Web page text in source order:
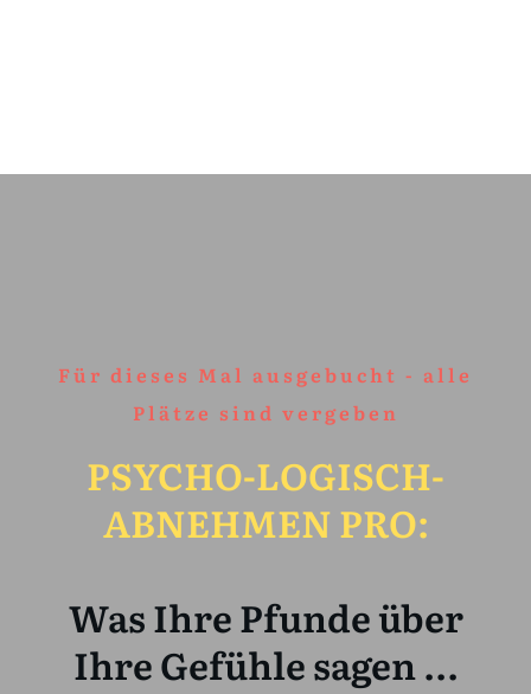
Für dieses Mal ausgebucht - alle
Plätze sind vergeben
PSYCHO-LOGISCH-
ABNEHMEN PRO:
Was Ihre Pfunde über
Ihre Gefühle sagen ...